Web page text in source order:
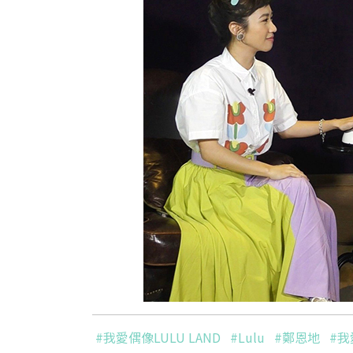
#我愛偶像LULU LAND #Lulu #鄭恩地 #